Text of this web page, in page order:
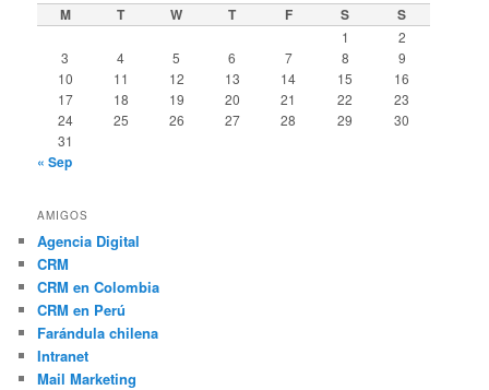
M T W T F S S
1
2
3
4 5 6 7 8
9
10
11 12 13 14 15
16
17
18 19 20 21 22
23
24
25 26 27 28 29
30
31
« Sep
AMIGOS
Agencia Digital
CRM
CRM en Colombia
CRM en Perú
Farándula chilena
Intranet
Mail Marketing